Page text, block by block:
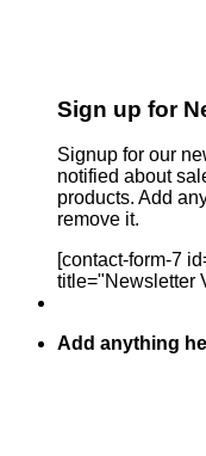
Sign up for
Signup for our
notified about
products. Add
remove it.
[contact-form-7
title="Newsletter
Add anything